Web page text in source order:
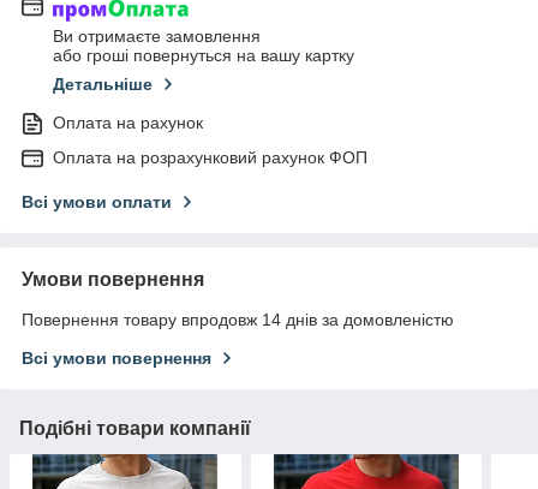
Ви отримаєте замовлення
або гроші повернуться на вашу картку
Детальніше
Оплата на рахунок
Оплата на розрахунковий рахунок ФОП
Всі умови оплати
Умови повернення
Повернення товару впродовж 14 днів за домовленістю
Всі умови повернення
Подібні товари компанії